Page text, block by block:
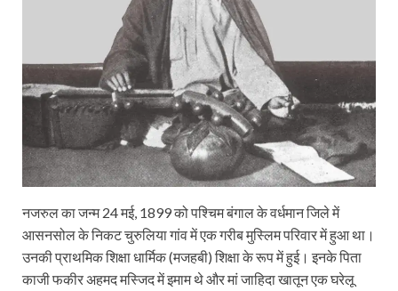
नजरुल का जन्म 24 मई, 1899 को पश्चिम बंगाल के वर्धमान जिले में
आसनसोल के निकट चुरुलिया गांव में एक गरीब मुस्लिम परिवार में हुआ था।
उनकी प्राथमिक शिक्षा धार्मिक (मजहबी) शिक्षा के रूप में हुई। इनके पिता
काजी फकीर अहमद मस्जिद में इमाम थे और मां जाहिदा खातून एक घरेलू